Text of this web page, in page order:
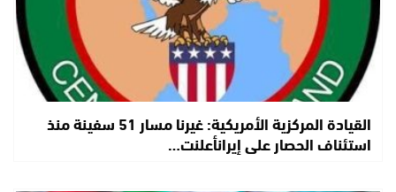
القيادة المركزية الأمريكية: غيرنا مسار 51 سفينة منذ
استئناف الحصار على إيرانأعلنت…